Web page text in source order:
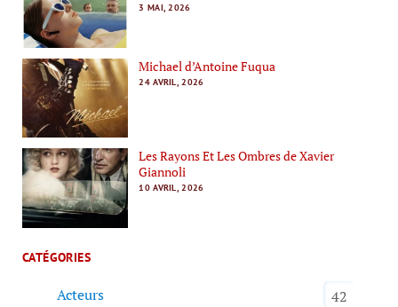
3 MAI, 2026
Michael d’Antoine Fuqua
24 AVRIL, 2026
Les Rayons Et Les Ombres de Xavier
Giannoli
10 AVRIL, 2026
CATÉGORIES
Acteurs
42